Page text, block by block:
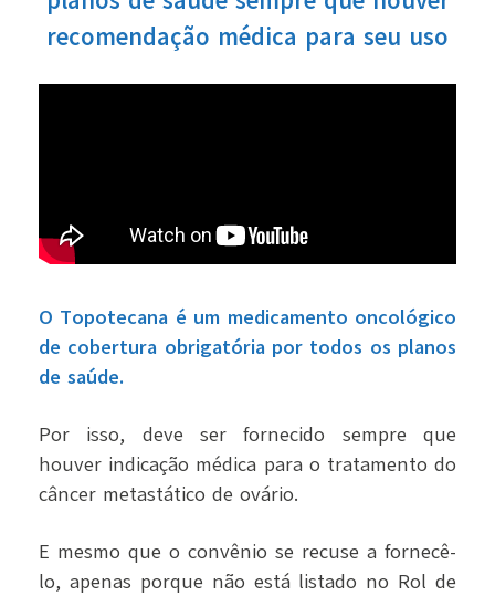
recomendação médica para seu uso
O Topotecana é um medicamento oncológico
de cobertura obrigatória por todos os planos
de saúde.
Por isso, deve ser fornecido sempre que
houver indicação médica para o tratamento do
câncer metastático de ovário.
E mesmo que o convênio se recuse a fornecê-
lo, apenas porque não está listado no Rol de